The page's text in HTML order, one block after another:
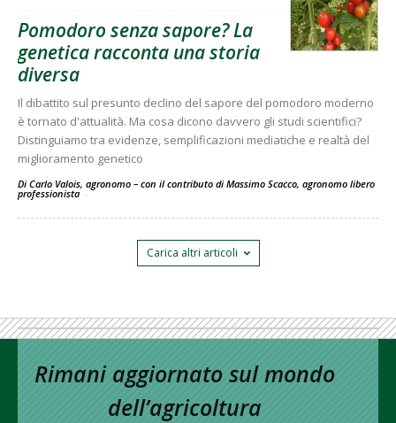
Pomodoro senza sapore? La
genetica racconta una storia
diversa
Il dibattito sul presunto declino del sapore del pomodoro moderno
è tornato d'attualità. Ma cosa dicono davvero gli studi scientifici?
Distinguiamo tra evidenze, semplificazioni mediatiche e realtà del
miglioramento genetico
Di Carlo Valois, agronomo – con il contributo di Massimo Scacco, agronomo libero
professionista -
Carica altri articoli
Rimani aggiornato sul mondo
dell’agricoltura